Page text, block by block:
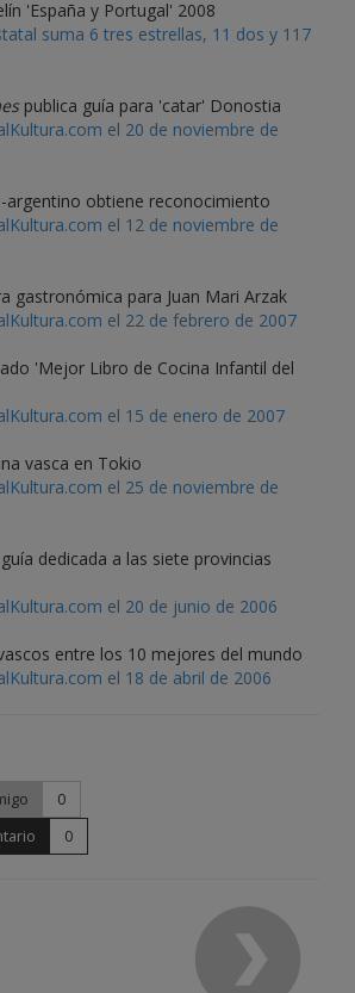
'España y Portugal' 2008
suma 6 tres estrellas, 11 dos y 117
publica guía para 'catar' Donostia
el 20 de noviembre de
argentino obtiene reconocimiento
el 12 de noviembre de
gastronómica para Juan Mari Arzak
el 22 de febrero de 2007
'Mejor Libro de Cocina Infantil del
el 15 de enero de 2007
vasca en Tokio
el 25 de noviembre de
dedicada a las siete provincias
el 20 de junio de 2006
entre los 10 mejores del mundo
el 18 de abril de 2006
0
0